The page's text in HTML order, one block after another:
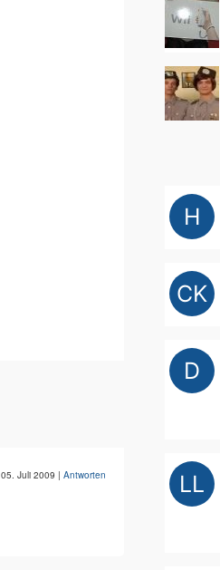
05. Juli 2009 | Antworten